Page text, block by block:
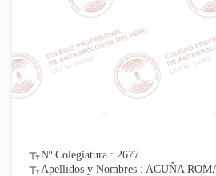
Nº Colegiatura : 2677
Apellidos y Nombres : ACUÑA